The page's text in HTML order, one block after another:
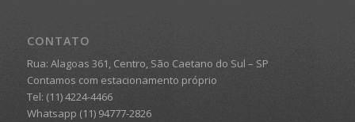
CONTATO
Rua: Alagoas 361, Centro, São Caetano do Sul – SP
Contamos com estacionamento próprio
Tel: (11) 4224-4466
Whatsapp (11) 94777-2826